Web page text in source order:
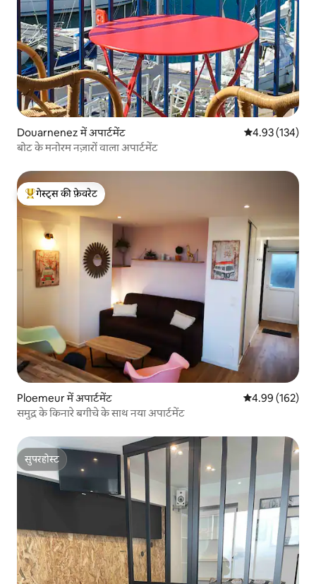
Douarnenez में अपार्टमेंट औसत रेटिंग 5 में से
4.93 (134)
बोट के मनोरम नज़ारों वाला अपार्टमेंट
गेस्ट्स का टॉप फ़ेवरेट
गेस्ट्स की फ़ेवरेट
Ploemeur में अपार्टमेंट औसत रेटिंग 5 में से
4.99 (162)
समुद्र के किनारे बगीचे के साथ नया अपार्टमेंट
सुपरहोस्ट
सुपरहोस्ट